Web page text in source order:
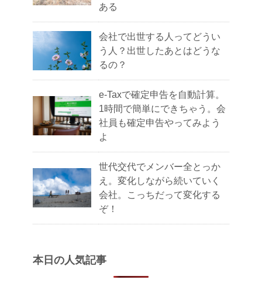
ある
会社で出世する人ってどうい
う人？出世したあとはどうな
るの？
e-Taxで確定申告を自動計算。
1時間で簡単にできちゃう。会
社員も確定申告やってみよう
よ
世代交代でメンバー全とっか
え。変化しながら続いていく
会社。こっちだって変化する
ぞ！
本日の人気記事